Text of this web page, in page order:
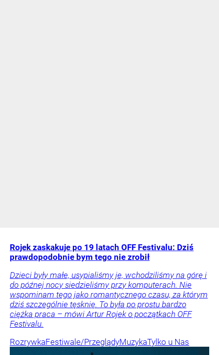
Rojek zaskakuje po 19 latach OFF Festivalu: Dziś
prawdopodobnie bym tego nie zrobił
Dzieci były małe, usypialiśmy je, wchodziliśmy na górę i
do późnej nocy siedzieliśmy przy komputerach. Nie
wspominam tego jako romantycznego czasu, za którym
dziś szczególnie tęsknię. To była po prostu bardzo
ciężka praca – mówi Artur Rojek o początkach OFF
Festivalu.
RozrywkaFestiwale/PrzeglądyMuzykaTylko u Nas